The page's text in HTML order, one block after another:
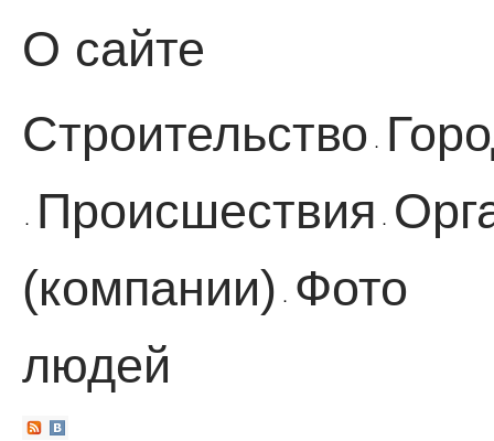
О сайте
Строительство ·
· Происшествия ·
(компании)
·
Фото
людей